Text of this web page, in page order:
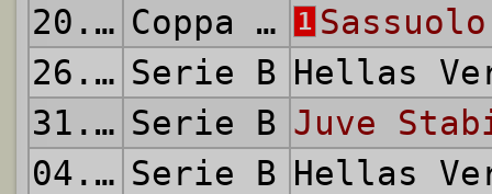
20.08.2011
Coppa Italia 1 Sassuolo
26.08.2011 Serie B Hellas
31.08.2011 Serie B Juve
04.09.2011 Serie B Hellas